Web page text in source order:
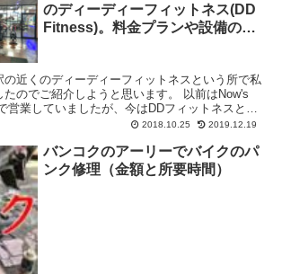
のディーディーフィットネス(DD
Fitness)。料金プランや設備のレ
近くのディーディーフィットネスという所で私
のでご紹介しようと思います。 以前はNow's
営業していましたが、今はDDフィットネスとい
2018.10.25 2019.12.19
バンコクのアーリーでバイクのパ
ンク修理（金額と所要時間）